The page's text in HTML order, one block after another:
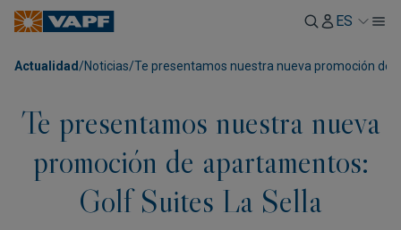
ES
Actualidad /Noticias/Te presentamos nuestra nueva promoción de
Te presentamos nuestra nueva
promoción de apartamentos:
Golf Suites La Sella